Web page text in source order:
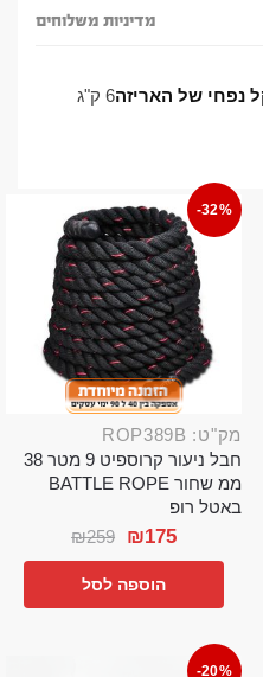
מדיניות משלוחים
נפחי של האריזה6 ק"ג
-32%
מק"ט: ROP389B
חבל ניעור קרוספיט 9 מטר 38
ממ שחור BATTLE ROPE
באטל רופ
₪259 ₪175
הוספה לסל
-20%